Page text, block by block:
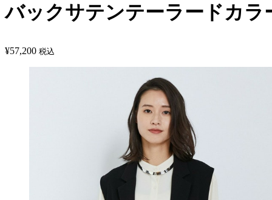
バックサテンテーラードカラ
¥57,200 税込